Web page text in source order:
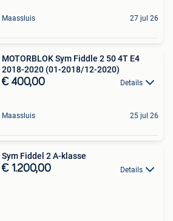
Maassluis 27 jul 26
MOTORBLOK Sym Fiddle 2 50 4T E4
2018-2020 (01-2018/12-2020)
€ 400,00 Details
Maassluis 25 jul 26
Sym Fiddel 2 A-klasse
€ 1.200,00 Details